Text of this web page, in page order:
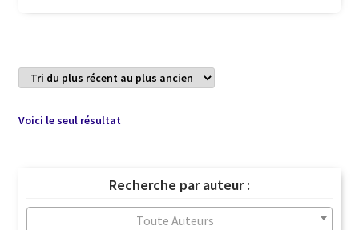
Voici le seul résultat
Recherche par auteur :
Toute Auteurs